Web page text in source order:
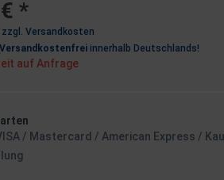
*
zzgl. Versandkosten
Versandkostenfrei innerhalb Deutschlands!
auf Anfrage
/ Mastercard / American Express /